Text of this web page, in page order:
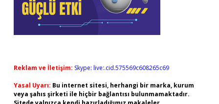
Reklam ve İletişim: Skype: live:.cid.575569c608265c69
Yasal Uyarı: Bu internet sitesi, herhangi bir marka, kurum
veya şahıs şirketi ile hiçbir bağlantısı bulunmamaktadır.